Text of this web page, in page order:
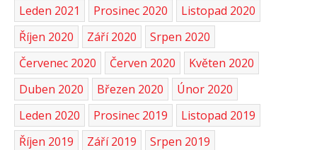
Leden 2021
Prosinec 2020
Listopad 2020
Říjen 2020
Září 2020
Srpen 2020
Červenec 2020
Červen 2020
Květen 2020
Duben 2020
Březen 2020
Únor 2020
Leden 2020
Prosinec 2019
Listopad 2019
Říjen 2019
Září 2019
Srpen 2019